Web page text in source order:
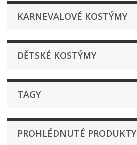
KARNEVALOVÉ KOSTÝMY
DĚTSKÉ KOSTÝMY
TAGY
PROHLÉDNUTÉ PRODUKTY